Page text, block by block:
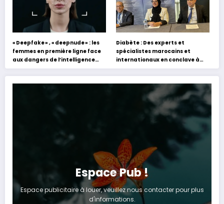
« Deepfake » , « deepnude » : les
femmes en première ligne face
aux dangers de l’intelligence
artificielle
Diabète : Des experts et
spécialistes marocains et
internationaux en conclave à
Tanger
Espace Pub !
Espace publicitaire à louer, veuillez nous contacter pour plus
d'informations.